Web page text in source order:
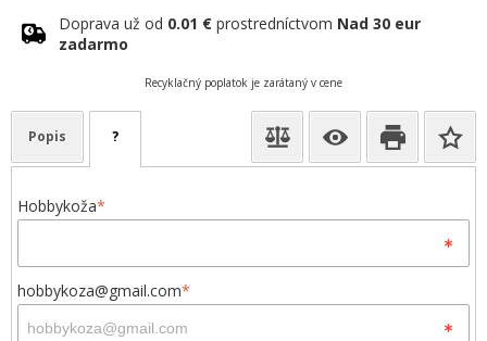
Doprava už od 0.01 € prostredníctvom Nad 30 eur
zadarmo
Recyklačný poplatok je zarátaný v cene
Popis ?
Hobbykoža*
hobbykoza@gmail.com*